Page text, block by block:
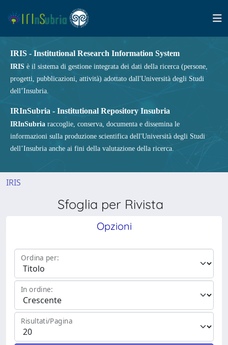
IRIS - Institutional Research Information System
IRIS è il sistema di gestione integrata dei dati della ricerca (persone,
progetti, pubblicazioni, attività) adottato dall'Università degli Studi
dell’Insubria.
IRInSubria - Institutional Repository Insubria
IRInSubria raccoglie, conserva, documenta e dissemina le
informazioni sulla produzione scientifica dell'Università degli Studi
dell’Insubria anche ai fini della valutazione della ricerca.
IRIS
Sfoglia per Rivista
Opzioni
Ordina per:
In ordine:
Risultati/Pagina